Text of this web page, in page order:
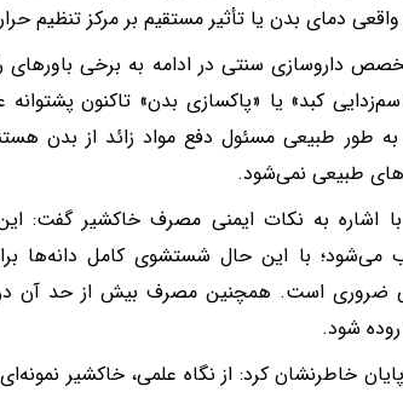
دمای بدن یا تأثیر مستقیم بر مرکز تنظیم
داروسازی سنتی در ادامه به برخی باورهای
کبد» یا «پاکسازی بدن» تاکنون
به طور طبیعی مسئول دفع مواد زائد از بدن
طبیعی نمی‌شود.
اشاره به نکات ایمنی مصرف خاکشیر گفت:
با این حال شستشوی کامل دانه‌ها
ضروری است. همچنین مصرف بیش از حد آن
شود.
خاطرنشان کرد: از نگاه علمی، خاکشیر